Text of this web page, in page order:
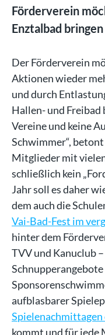
Förderverein
Enztalbad bringen
Der Förderverein
Aktionen wieder
und durch
Hallen- und Freibad
Vereine und keine
Schwimmer“,
Mitglieder mit
schließlich kein
Jahr soll es daher
dem auch die
Vai-Bad-Fest im
hinter dem
TVV und Kanuclub
aufblasbarer
Spielenachmittagen
kommt und für jede